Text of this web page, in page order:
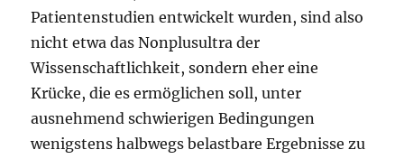
Patientenstudien entwickelt wurden, sind also
nicht etwa das Nonplusultra der
Wissenschaftlichkeit, sondern eher eine
Krücke, die es ermöglichen soll, unter
ausnehmend schwierigen Bedingungen
wenigstens halbwegs belastbare Ergebnisse zu